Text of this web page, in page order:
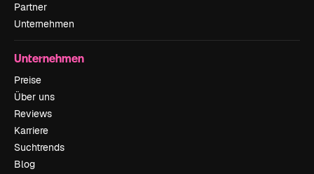
Partner
Unternehmen
Unternehmen
Preise
Über uns
Reviews
Karriere
Suchtrends
Blog